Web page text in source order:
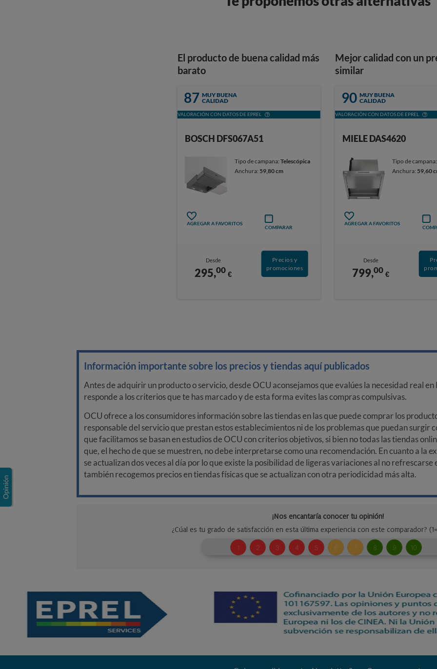
El producto de buena calidad más
barato
87 MUY BUENA
CALIDAD
VALORACIÓN CON DATOS DE EPREL
BOSCH DFS067A51
Tipo de campana:Telescópica
Anchura: 59,80 cm
AGREGAR A FAVORITOS
COMPARAR
Desde
295,00 €
Precios y
promociones
Mejor calidad con un
similar
90 MUY BUENA
CALIDAD
VALORACIÓN CON DATOS DE EPREL
MIELE DAS4620
Tipo de
Anchura: 59,60
AGREGAR A FAVORITOS
Desde
799,00 €
Información importante sobre los precios y tiendas aquí publicados
Antes de adquirir un producto o servicio, desde OCU aconsejamos que evalúes la necesidad real
responde a los criterios que te has marcado y de esta forma evites las compras compulsivas.
OCU ofrece a los consumidores información sobre las tiendas en las que puede comprar los
responsable del servicio que prestan estos establecimientos ni de los problemas que puedan surgir
que facilitamos se basan en estudios de OCU con criterios objetivos, si bien no todas las tiendas
que, el hecho de que se muestren, no debe interpretarse como una recomendación. En cuanto a la
se actualizan dos veces al día por lo que existe la posibilidad de ligeras variaciones al no refrescarse
también recogemos precios en tiendas físicas que se actualizan con otra periodicidad más alta.